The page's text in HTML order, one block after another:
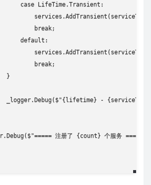
case LifeTime.Transient:
break;
default:
break;
}
_logger.Debug($"{lifetime} -
注册了 {count} 个服务